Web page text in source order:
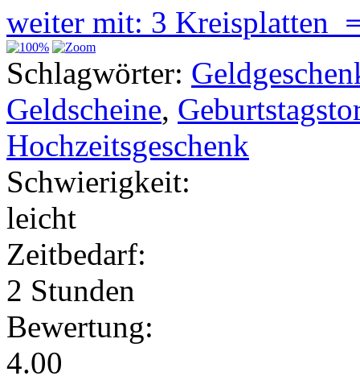
weiter mit: 3 Kreisplatten
Schlagwörter:
Geldscheine,
Hochzeitsgeschenk
Schwierigkeit:
leicht
Zeitbedarf:
2 Stunden
Bewertung:
4.00